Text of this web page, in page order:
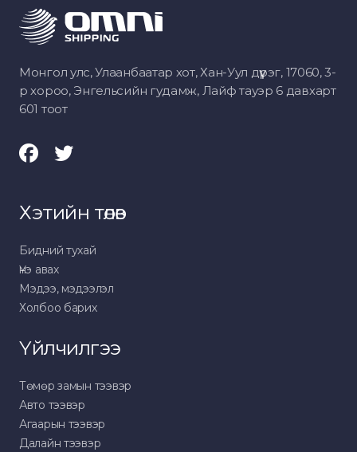
Монгол улс, Улаанбаатар хот, Хан-Уул дүүрэг, 17060, 3-
р хороо, Энгельсийн гудамж, Лайф тауэр 6 давхарт
601 тоот
Хэтийн төлөв
Бидний тухай
Үнэ авах
Мэдээ, мэдээлэл
Холбоо барих
Үйлчилгээ
Төмөр замын тээвэр
Авто тээвэр
Агаарын тээвэр
Далайн тээвэр